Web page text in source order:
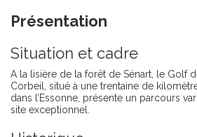
Présentation
Situation et cadre
A la lisière de la forêt de Sénart, le Golf
Corbeil, situé à une trentaine de
dans l’Essonne, présente un parcours
site exceptionnel.